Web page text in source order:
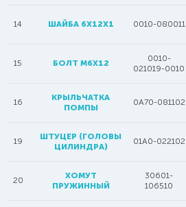
14 ШАЙБА 6X12X1 0010-080011
15 БОЛТ M6Х12
0010-
021019-0010
16
КРЫЛЬЧАТКА
ПОМПЫ
0A70-081102
19
ШТУЦЕР (ГОЛОВЫ
ЦИЛИНДРА)
01A0-022102
20
ХОМУТ
ПРУЖИННЫЙ
30601-
106510